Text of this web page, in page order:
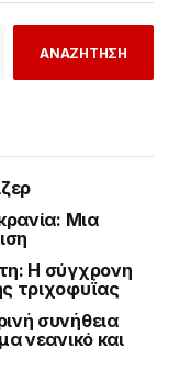
ΑΝΑΖΗΤΗΣΗ
Μια
Η σύγχρονη
τριχοφυΐας
συνήθεια
νεανικό και